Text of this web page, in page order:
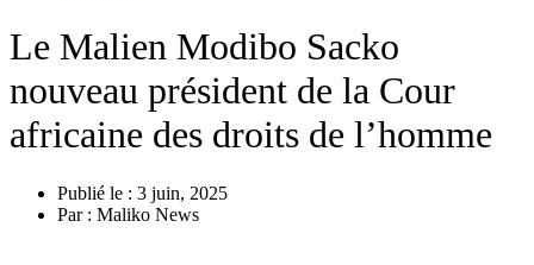
Le Malien Modibo Sacko
nouveau président de la Cour
africaine des droits de l’homme
Publié le : 3 juin, 2025
Par : Maliko News